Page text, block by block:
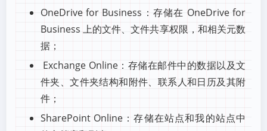
OneDrive for Business：存储在 OneDrive for
Business 上的文件、文件共享权限，和相关元数
据；
Exchange Online：存储在邮件中的数据以及文
件夹、文件夹结构和附件、联系人和日历及其附
件；
SharePoint Online：存储在站点和我的站点中